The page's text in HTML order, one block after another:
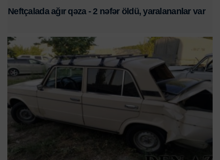
Neftçalada ağır qəza - 2 nəfər öldü, yaralananlar var